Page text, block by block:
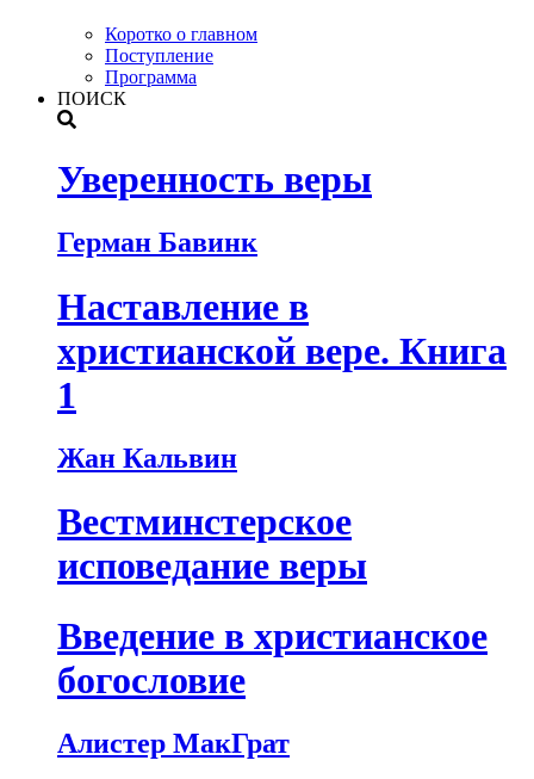
Коротко о главном
Поступление
Программа
ПОИСК
Уверенность веры
Герман Бавинк
Наставление в
христианской вере. Книга
1
Жан Кальвин
Вестминстерское
исповедание веры
Введение в христианское
богословие
Алистер МакГрат